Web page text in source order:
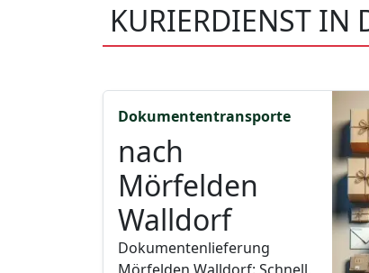
KURIERDIENST IN
Dokumententransporte
nach
Mörfelden
Walldorf
Dokumentenlieferung